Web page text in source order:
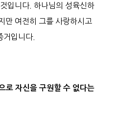
입니다. 하나님의 성육신하
만 여전히 그를 사랑하시고
거입니다.
로 자신을 구원할 수 없다는